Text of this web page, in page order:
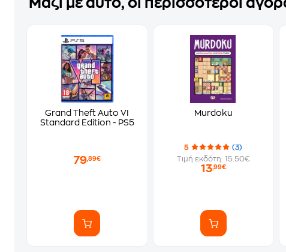
Μαζί με αυτό, οι περισσότεροι
Grand Theft Auto VI
Standard Edition - PS5
79,89€
Murdoku
5
(3)
Τιμή εκδότη: 15.50€
13,99€